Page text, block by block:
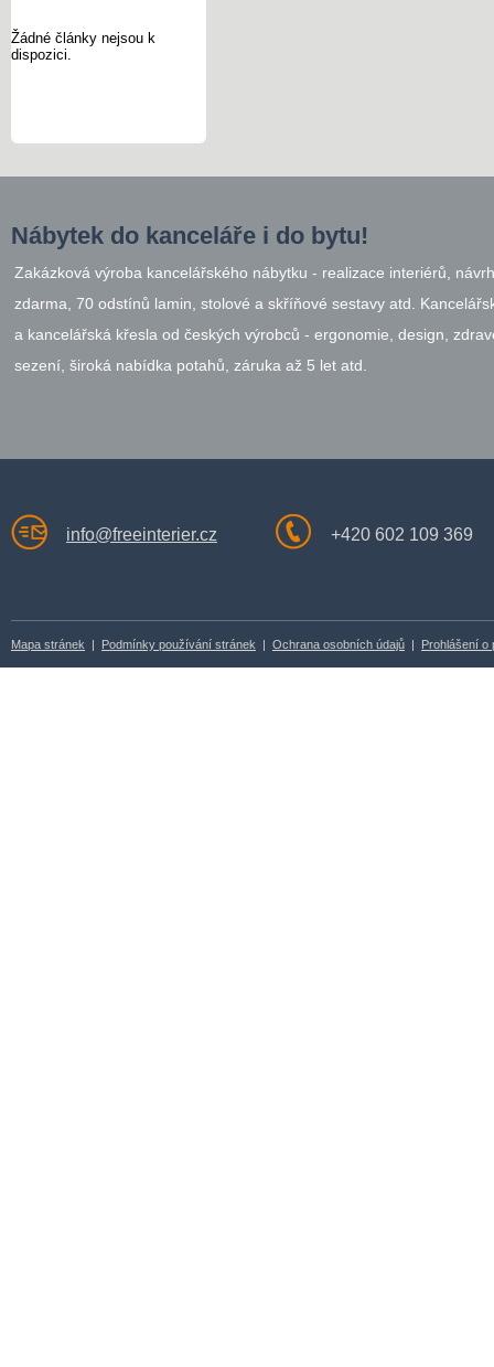
Žádné články nejsou k
dispozici.
Nábytek do kanceláře i do bytu!
Zakázková výroba kancelářského nábytku - realizace interiérů,
zdarma, 70 odstínů lamin, stolové a skříňové sestavy atd.
a kancelářská křesla od českých výrobců - ergonomie, design,
sezení, široká nabídka potahů, záruka až 5 let atd.
info@freeinterier.cz +420 602 109 369
Mapa stránek | Podmínky používání stránek | Ochrana osobních údajů | Prohlášení o